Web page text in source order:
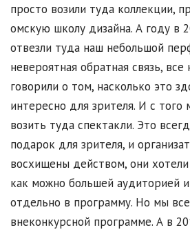
просто возили туда коллекции,
омскую школу дизайна. А году в
отвезли туда наш небольшой
невероятная обратная связь, все
говорили о том, насколько это
интересно для зрителя. И с
возить туда спектакли. Это
подарок для зрителя, и
восхищены действом, они
как можно большей аудиторией
отдельно в программу. Но мы
внеконкурсной программе. А в